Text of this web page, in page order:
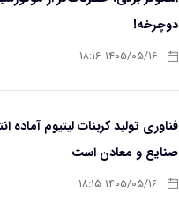
دوچرخه!
۱۴۰۵/۰۵/۱۶ ۱۸:۱۶
فناوری تولید کربنات لیتیوم آماده
صنایع و معادن است
۱۴۰۵/۰۵/۱۶ ۱۸:۱۵